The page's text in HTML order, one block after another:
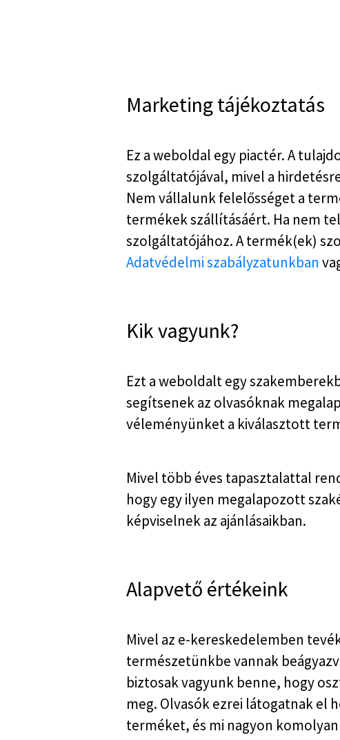
Marketing tájékoztatás
Ez a weboldal egy piactér. A
szolgáltatójával, mivel a
Nem vállalunk felelősséget a
termékek szállításáért. Ha nem
szolgáltatójához. A termék(ek)
Adatvédelmi szabályzatunkban
Kik vagyunk?
Ezt a weboldalt egy
segítsenek az olvasóknak
véleményünket a kiválasztott
Mivel több éves tapasztalattal
hogy egy ilyen megalapozott
képviselnek az ajánlásaikban.
Alapvető értékeink
Mivel az e-kereskedelemben
természetünkbe vannak
biztosak vagyunk benne, hogy
meg. Olvasók ezrei látogatnak el
terméket, és mi nagyon